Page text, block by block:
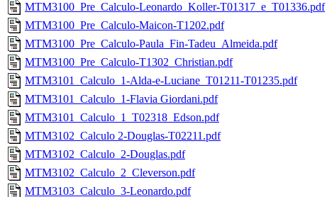
MTM3100_Pre_Calculo-Leonardo_Koller-T01317_e_T01336.pdf
MTM3100_Pre_Calculo-Maicon-T1202.pdf
MTM3100_Pre_Calculo-Paula_Fin-Tadeu_Almeida.pdf
MTM3100_Pre_Calculo-T1302_Christian.pdf
MTM3101_Calculo_1-Alda-e-Luciane_T01211-T01235.pdf
MTM3101_Calculo_1-Flavia Giordani.pdf
MTM3101_Calculo_1_T02318_Edson.pdf
MTM3102_Calculo 2-Douglas-T02211.pdf
MTM3102_Calculo_2-Douglas.pdf
MTM3102_Calculo_2_Cleverson.pdf
MTM3103_Calculo_3-Leonardo.pdf